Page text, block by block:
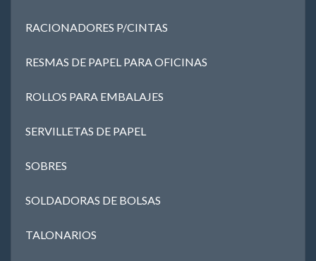
RACIONADORES P/CINTAS
RESMAS DE PAPEL PARA OFICINAS
ROLLOS PARA EMBALAJES
SERVILLETAS DE PAPEL
SOBRES
SOLDADORAS DE BOLSAS
TALONARIOS